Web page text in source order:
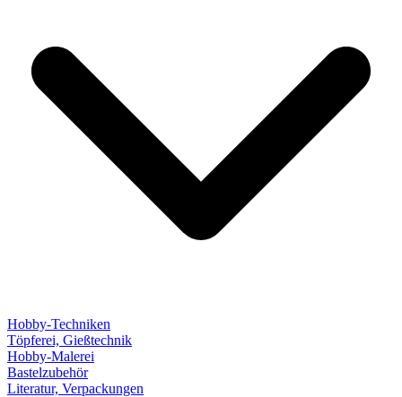
Hobby-Techniken
Töpferei, Gießtechnik
Hobby-Malerei
Bastelzubehör
Literatur, Verpackungen